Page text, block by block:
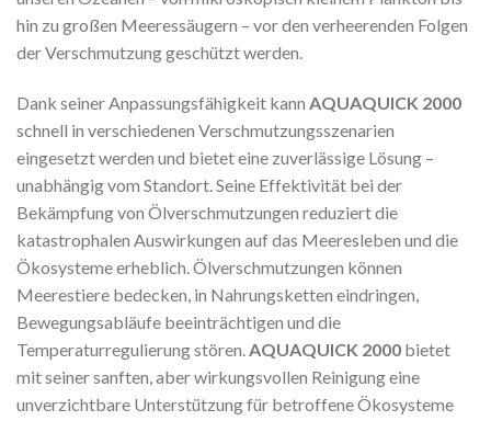
hin zu großen Meeressäugern – vor den verheerenden Folgen
der Verschmutzung geschützt werden.
Dank seiner Anpassungsfähigkeit kann AQUAQUICK 2000
schnell in verschiedenen Verschmutzungsszenarien
eingesetzt werden und bietet eine zuverlässige Lösung –
unabhängig vom Standort. Seine Effektivität bei der
Bekämpfung von Ölverschmutzungen reduziert die
katastrophalen Auswirkungen auf das Meeresleben und die
Ökosysteme erheblich. Ölverschmutzungen können
Meerestiere bedecken, in Nahrungsketten eindringen,
Bewegungsabläufe beeinträchtigen und die
Temperaturregulierung stören.AQUAQUICK 2000 bietet
mit seiner sanften, aber wirkungsvollen Reinigung eine
unverzichtbare Unterstützung für betroffene Ökosysteme